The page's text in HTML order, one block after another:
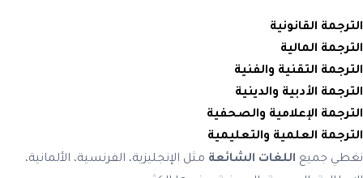
الترجمة القانونية
الترجمة المالية
الترجمة التقنية والفنية
الترجمة الأدبية والدينية
الترجمة الإعلامية والصحفية
الترجمة العلمية والتعليمية
نغطي جميع اللغات الشائعة مثل الإنجليزية، الفرنسية، الألمانية،